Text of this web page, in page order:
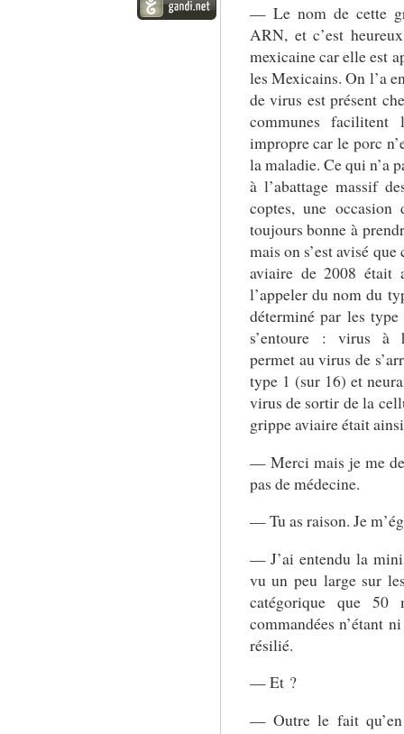
— Le nom de cette
ARN, et c’est
mexicaine car elle est
les Mexicains. On l’a
de virus est présent
communes
impropre car le porc
la maladie. Ce qui n’a
à l’abattage massif
coptes, une occasion
toujours bonne à
mais on s’est avisé
aviaire de 2008
l’appeler du nom du
déterminé par les
s’entoure : virus à
permet au virus de
type 1 (sur 16) et
virus de sortir de la
grippe aviaire était
— Merci mais je me
pas de médecine.
— Tu as raison. Je
— J’ai entendu la
vu un peu large sur
catégorique que 50
commandées n’étant
résilié.
— Et ?
— Outre le fait